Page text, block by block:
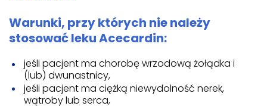
Warunki, przy których nie należy
stosować leku Acecardin:
jeśli pacjent ma chorobę wrzodową żołądka i
(lub) dwunastnicy,
jeśli pacjent ma ciężką niewydolność nerek,
wątroby lub serca,